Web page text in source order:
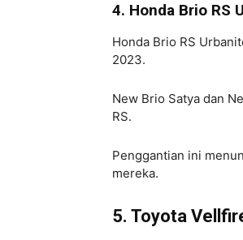
4. Honda Brio RS
Honda Brio RS
2023.
New Brio Satya dan
RS.
Penggantian ini
mereka.
5. Toyota